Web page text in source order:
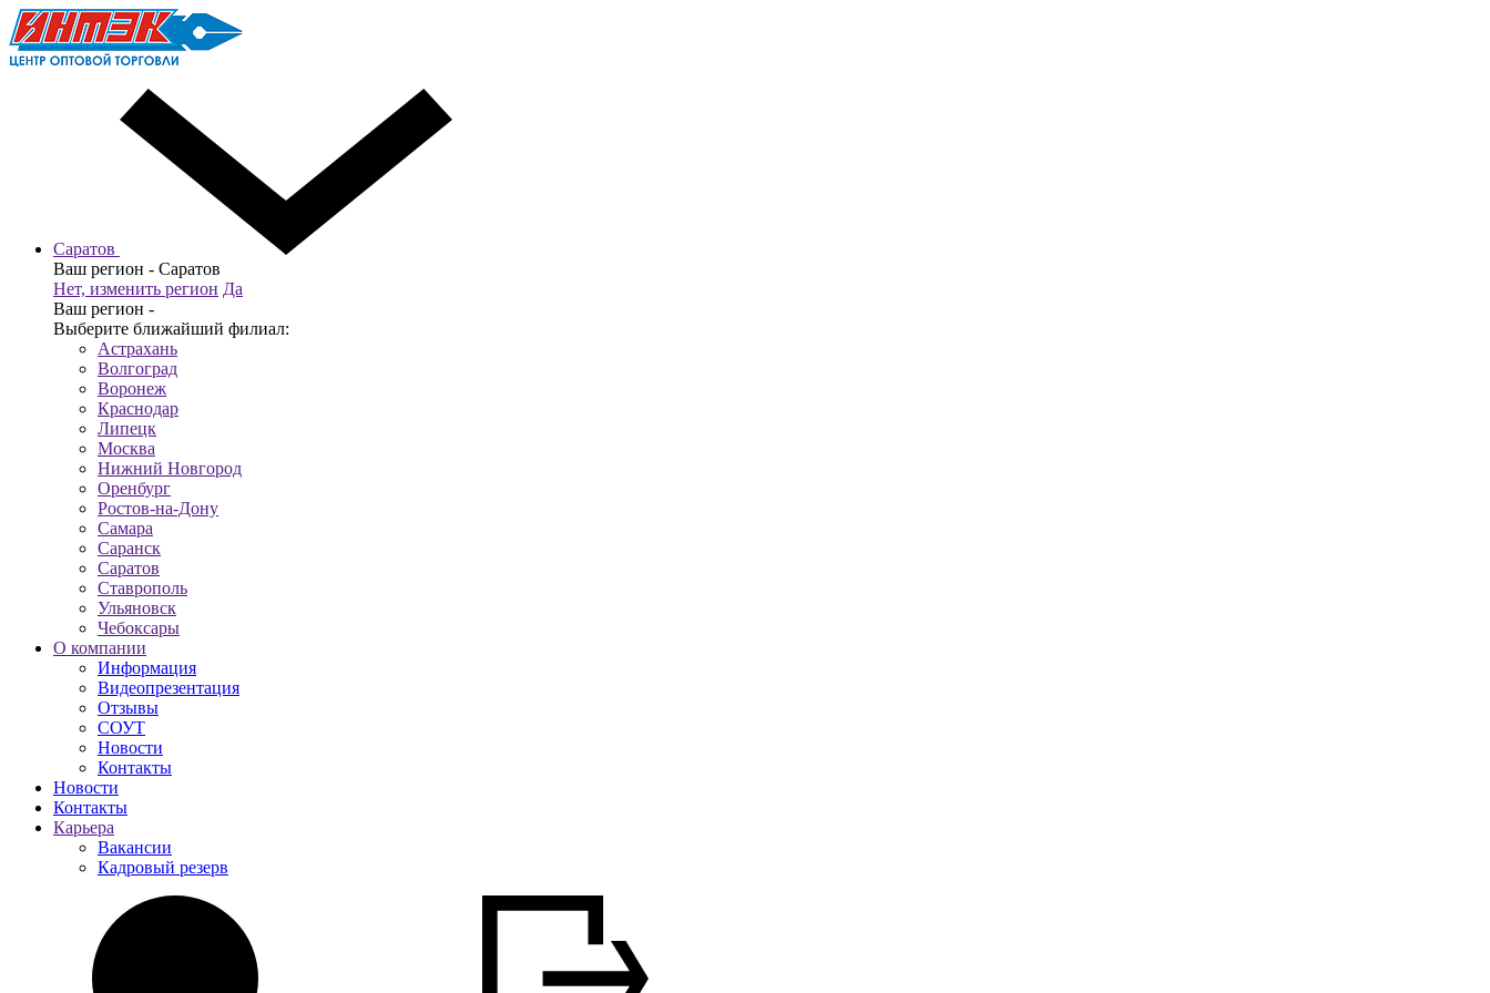
Саратов
Ваш регион - Саратов
Нет, изменить регион Да
Ваш регион -
Выберите ближайший филиал:
Астрахань
Волгоград
Воронеж
Краснодар
Липецк
Москва
Нижний Новгород
Оренбург
Ростов-на-Дону
Самара
Саранск
Саратов
Ставрополь
Ульяновск
Чебоксары
О компании
Информация
Видеопрезентация
Отзывы
СОУТ
Новости
Контакты
Новости
Контакты
Карьера
Вакансии
Кадровый резерв